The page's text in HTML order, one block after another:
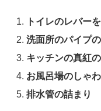
トイレのレバー
洗面所のパイプ
キッチンの真紅
お風呂場のしゃ
排水管の詰まり